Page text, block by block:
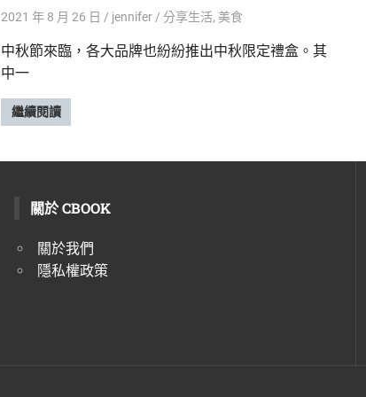
2021 年 8 月 26 日 jennifer 分享生活, 美食
中秋節來臨，各大品牌也紛紛推出中秋限定禮盒。其
中一
繼續閱讀
關於 CBOOK
關於我們
隱私權政策